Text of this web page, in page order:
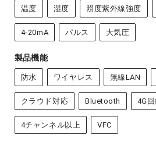
温度 湿度 照度紫外線強度
4-20mA パルス 大気圧
製品機能
防水 ワイヤレス 無線LAN
クラウド対応 Bluetooth 4G回
4チャンネル以上 VFC